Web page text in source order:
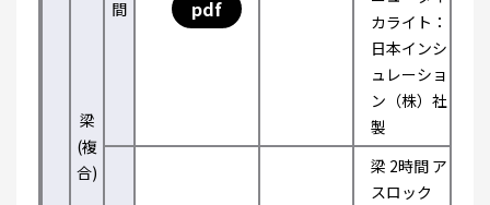
梁
(複
合)
間
pdf
カライト：
日本インシ
ュレーショ
ン（株）社
製
梁 2時間 ア
スロック